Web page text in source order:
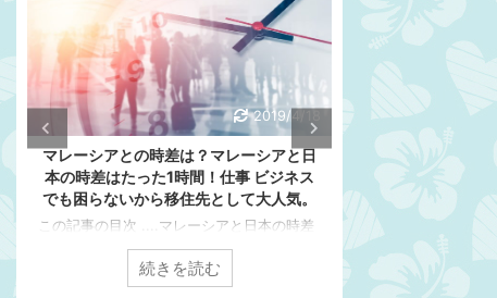
2019/4/18
マレーシアとの時差は？マレーシアと日
本の時差はたった1時間！仕事 ビジネス
でも困らないから移住先として大人気。
この記事の目次 ....マレーシアと日本の時差
は1時間。マレーシアの方が日本より1時間遅
い日本からクアラルンプールまで飛行機で7
時間かかるけど時差は1時間。マレーシアが
続きを読む
変圧器は？コン
は？マレーシア
す。マレーシア
この記事の目次 ....
充電したいな～と思
は充電できません。
と違います。マレー
続